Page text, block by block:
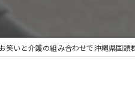
お笑いと介護の組み合わせで沖縄県国